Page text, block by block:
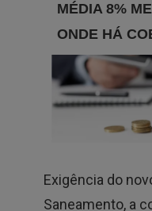
MÉDIA 8%
ONDE HÁ
Exigência do
Saneamento, a